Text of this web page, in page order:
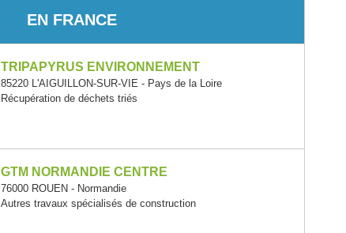
EN FRANCE
TRIPAPYRUS ENVIRONNEMENT
85220 L'AIGUILLON-SUR-VIE - Pays de la Loire
Récupération de déchets triés
GTM NORMANDIE CENTRE
76000 ROUEN - Normandie
Autres travaux spécialisés de construction